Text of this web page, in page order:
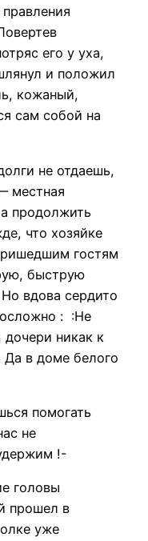
его у уха,
и положил
кожаный,
сам собой на
не отдаешь,
местная
продолжить
что хозяйке
гостям
быструю
вдова сердито
: :Не
никак к
в доме белого
помогать
не
!-
головы
прошел в
уже